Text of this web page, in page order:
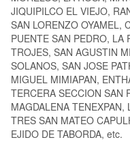
JIQUIPILCO EL VIEJO,
SAN LORENZO OYAMEL,
PUENTE SAN PEDRO, LA
TROJES, SAN AGUSTIN
SOLANOS, SAN JOSE
MIGUEL MIMIAPAN,
TERCERA SECCION SAN
MAGDALENA
TRES SAN MATEO
EJIDO DE TABORDA, etc.